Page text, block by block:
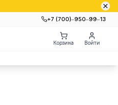
+7 (700)‒950‒99‒13
Корзина Войти